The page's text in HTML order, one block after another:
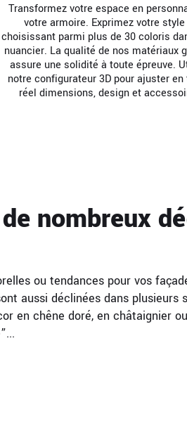
Transformez votre espace en
votre armoire. Exprimez votre
choisissant parmi plus de 30 coloris
nuancier. La qualité de nos matériaux
assure une solidité à toute épreuve.
notre configurateur 3D pour ajuster en
réel dimensions, design et
nombreux
ou tendances pour vos
aussi déclinées dans plusieurs
en chêne doré, en châtaignier